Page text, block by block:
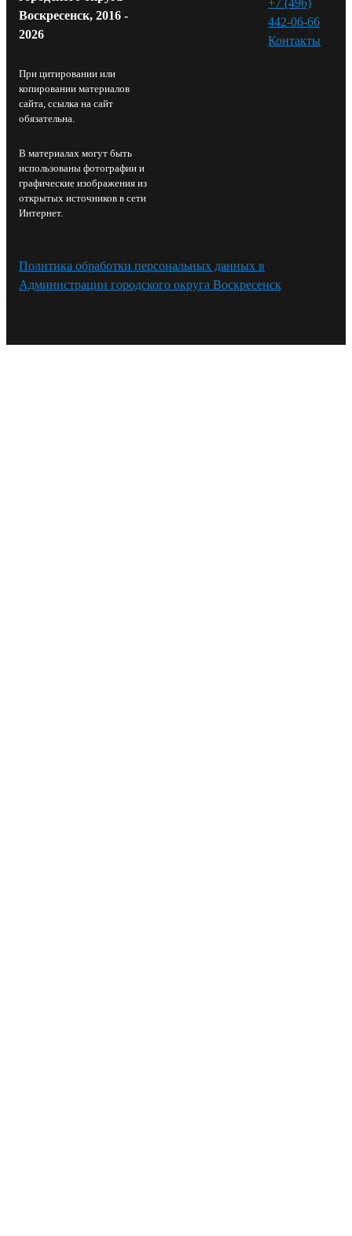
Воскресенск, 2016 -
2026
При цитировании или
копировании материалов
сайта, ссылка на сайт
обязательна.
В материалах могут быть
использованы фотографии и
графические изображения из
открытых источников в сети
Интернет.
442-06-66
Контакты⁠
Политика обработки персональных данных в
Администрации городского округа Воскресенск